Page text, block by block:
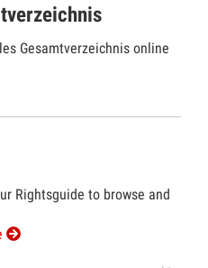
Gesamtverzeichnis online
Rightsguide to browse and